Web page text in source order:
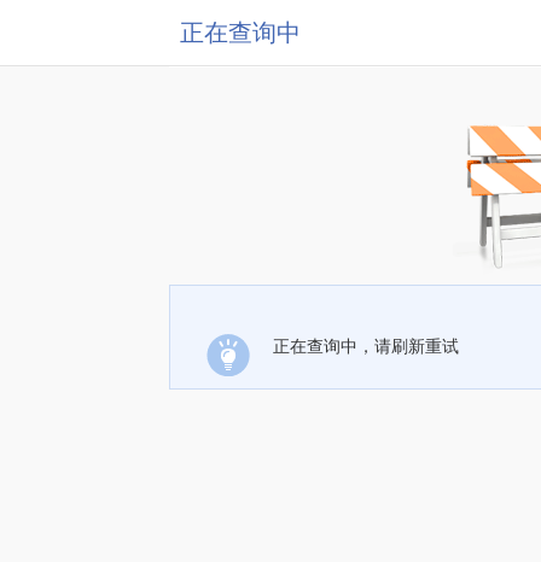
正在查询中
正在查询中，请刷新重试